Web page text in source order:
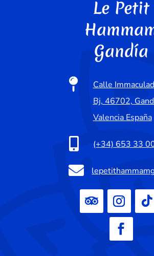
Le Petit
Gandía

Calle
Bj, 46702,
Valencia España
 (+34) 653 33
